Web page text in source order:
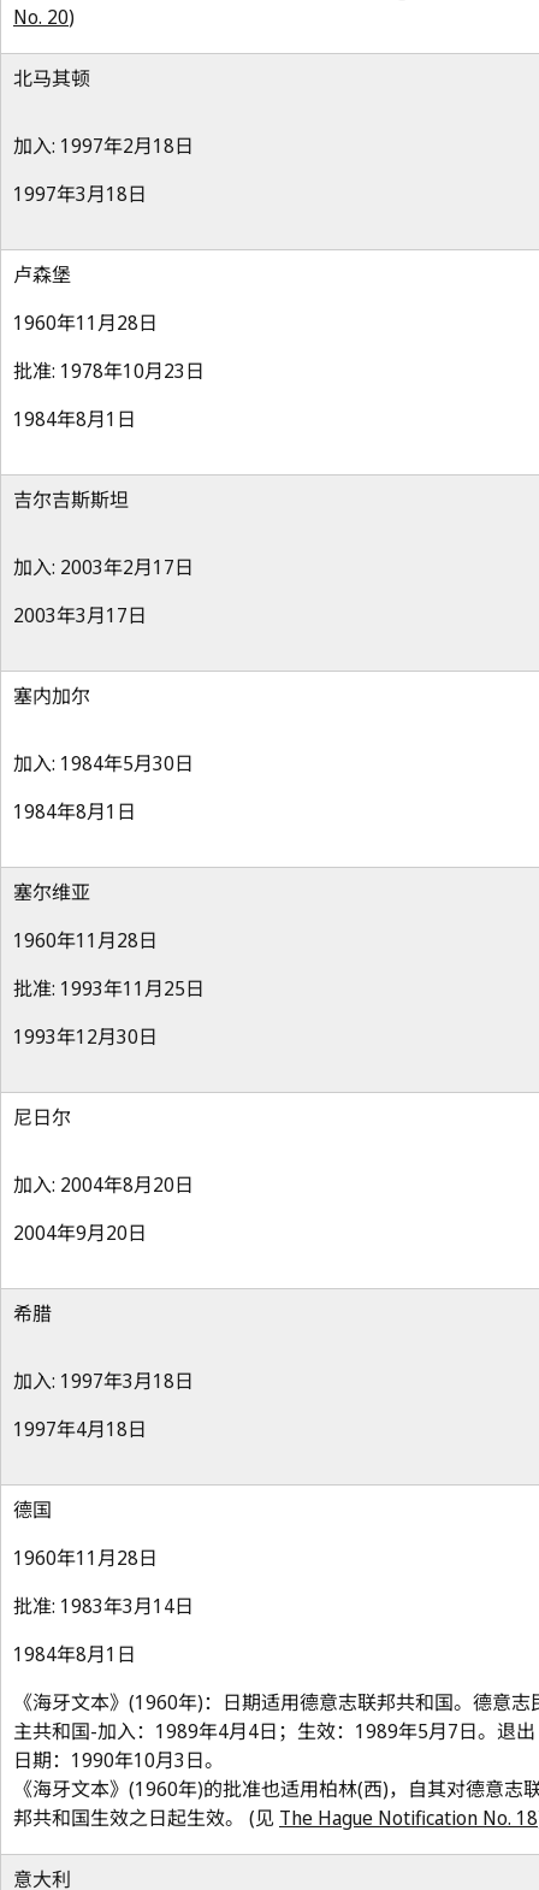
No. 20)
北马其顿
加入: 1997年2月18日
1997年3月18日
卢森堡
1960年11月28日
批准: 1978年10月23日
1984年8月1日
吉尔吉斯斯坦
加入: 2003年2月17日
2003年3月17日
塞内加尔
加入: 1984年5月30日
1984年8月1日
塞尔维亚
1960年11月28日
批准: 1993年11月25日
1993年12月30日
尼日尔
加入: 2004年8月20日
2004年9月20日
希腊
加入: 1997年3月18日
1997年4月18日
德国
1960年11月28日
批准: 1983年3月14日
1984年8月1日
《海牙文本》(1960年)：日期适用德意志联邦共和国。德意志
主共和国-加入：1989年4月4日；生效：1989年5月7日。退出
日期：1990年10月3日。
《海牙文本》(1960年)的批准也适用柏林(西)，自其对德意志
邦共和国生效之日起生效。 (见 The Hague Notification No. 18
意大利